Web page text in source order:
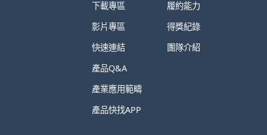
下載專區
影片專區
快速連結
產品Q&A
產業應用範疇
產品快找APP
履約能力
得獎紀錄
團隊介紹